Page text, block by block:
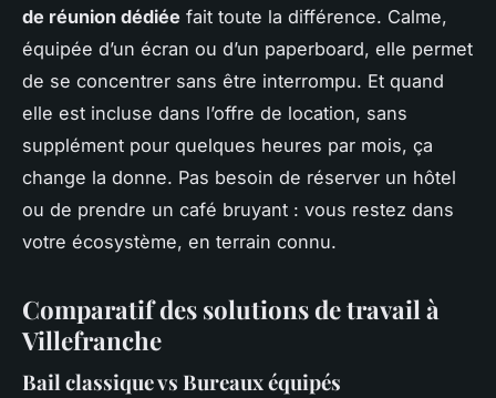
de réunion dédiée fait toute la différence. Calme,
équipée d’un écran ou d’un paperboard, elle permet
de se concentrer sans être interrompu. Et quand
elle est incluse dans l’offre de location, sans
supplément pour quelques heures par mois, ça
change la donne. Pas besoin de réserver un hôtel
ou de prendre un café bruyant : vous restez dans
votre écosystème, en terrain connu.
Comparatif des solutions de travail à
Villefranche
Bail classique vs Bureaux équipés